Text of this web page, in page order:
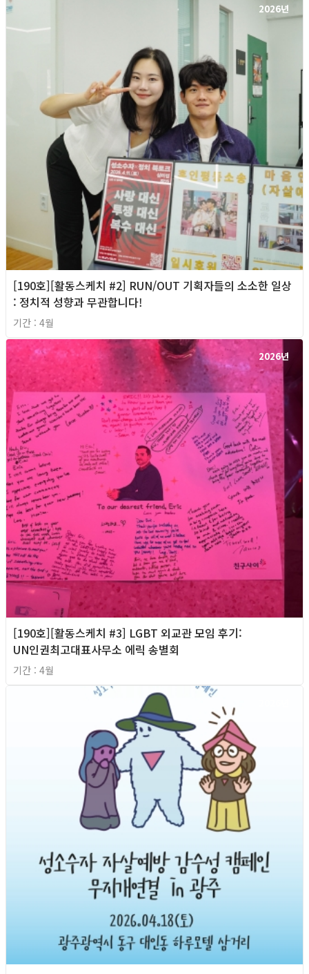
2026년
[190호][활동스케치 #2] RUN/OUT 기획자들의 소소한 일상
: 정치적 성향과 무관합니다!
기간 : 4월
2026년
[190호][활동스케치 #3] LGBT 외교관 모임 후기:
UN인권최고대표사무소 에릭 송별회
기간 : 4월